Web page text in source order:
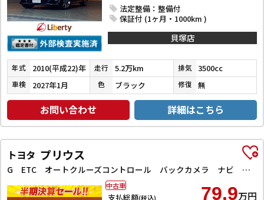
法定整備：整備付
保証付 (1ヶ月・1000km )
貝塚店
年式 2010(平成22)年 走行 5.2万km 排気 3500cc
車検 2027年1月 色 ブラック 修復 無
お問い合わせ 詳細はこちら
トヨタ プリウス
G ETC オートクルーズコントロール バックカメラ ナビ アルミホイール オートライト HID CVT スマートキー アイドリングストップ 電動格納ミラー 盗難防止システム
支払総額(税込) 79.9万円
中古車